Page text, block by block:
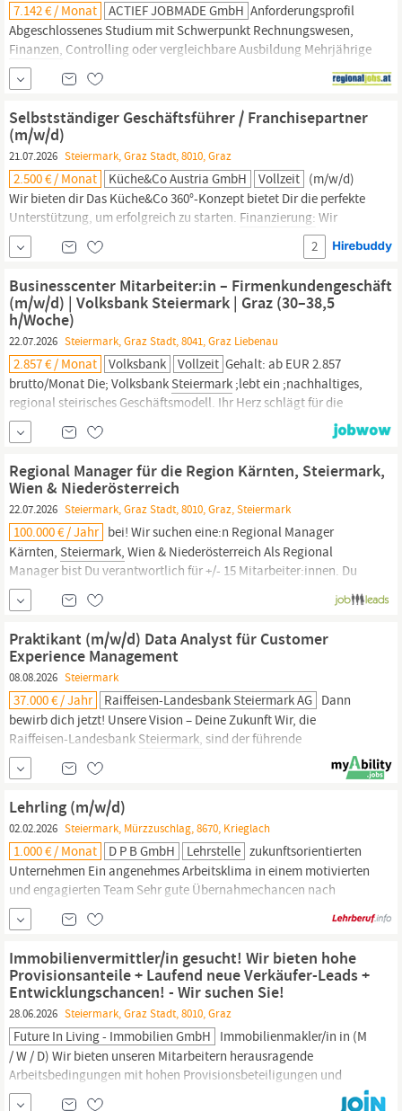
7.142 € / Monat ACTIEF JOBMADE GmbH Anforderungsprofil
Abgeschlossenes Studium mit Schwerpunkt Rechnungswesen,
Finanzen, Controlling oder vergleichbare Ausbildung Mehrjährige
Berufserfahrung im Konzernrechnungswesen, in der
Wirtschaftsprüfung, Steuerberatung oder Bilanzierung Erfahrung
in einer leitenden Funktion von Vorteil Abgelegte
Steuerberaterprüfung ist ein Plus, jedoch keine...
Selbstständiger Geschäftsführer / Franchisepartner
(m/w/d)
21.07.2026 Steiermark, Graz Stadt, 8010, Graz
2.500 € / Monat Küche&Co Austria GmbH Vollzeit (m/w/d)
Wir bieten dir Das Küche&Co 360°-Konzept bietet Dir die perfekte
Unterstützung, um erfolgreich zu starten. Finanzierung: Wir
unterstützen Dich bei der Zusammenstellung der Bankunterlagen
und der Erstellung eines Businessplans, damit Du Deinen
das Bankgespräch...
2
Businesscenter Mitarbeiter:in – Firmenkundengeschäft
(m/w/d) | Volksbank Steiermark | Graz (30–38,5
h/Woche)
22.07.2026 Steiermark, Graz Stadt, 8041, Graz Liebenau
2.857 € / Monat Volksbank Vollzeit Gehalt: ab EUR 2.857
brutto/Monat Die; Volksbank Steiermark ;lebt ein ;nachhaltiges,
regional steirisches Geschäftsmodell. Ihr Herz schlägt für die
Steiermark.
Spareinlagen aus der Region werden in Form von
Wohnbaukrediten und Unternehmensfinanzierungen wieder der
finanzielleKreislaufwirtschaft
Regional Manager für die Region Kärnten, Steiermark,
Wien & Niederösterreich
22.07.2026 Steiermark, Graz Stadt, 8010, Graz, Steiermark
100.000 € / Jahr bei! Wir suchen eine:n Regional Manager
Kärnten, Steiermark, Wien & Niederösterreich Als Regional
Manager bist Du verantwortlich für +/- 15 Mitarbeiter:innen. Du
bist das Bindeglied zwischen der Zentrale in den Niederlanden
und Deiner eigenen Region. Wir wünschen uns viel Eigeninitiative
und proaktives Handeln mit positiven und konstruktiven...
Praktikant (m/w/d) Data Analyst für Customer
Experience Management
08.08.2026 Steiermark
37.000 € / Jahr Raiffeisen-Landesbank Steiermark AG Dann
bewirb dich jetzt! Unsere Vision – Deine Zukunft Wir, die
Raiffeisen-Landesbank Steiermark, sind der führende
Finanzdienstleister
im Süden Österreichs. Doch Bank ist weit
mehr als Zahlen. Wenn du Teil eines lässigen Teams bei einem
zuverlässigen, regional verwurzelten Arbeitgeber werden
möchtest, komm zu uns! Als zertifizierter...
Lehrling (m/w/d)
02.02.2026 Steiermark, Mürzzuschlag, 8670, Krieglach
1.000 € / Monat D P B GmbH Lehrstelle zukunftsorientierten
Unternehmen Ein angenehmes Arbeitsklima in einem motivierten
und engagierten Team Sehr gute Übernahmechancen nach
erfolgreichem Abschluss der Ausbildung Spannende Firmenevents
zur Stärkung des Teamgeists Gemeinsame Ausflüge und
Aktivitäten für Abwechslung im Arbeitsalltag Zuzahlung zum
Führerschein: Wir unterstützen dichfinanziellauf dem Weg zum
Immobilienvermittler/in gesucht! Wir bieten hohe
Provisionsanteile + Laufend neue Verkäufer-Leads +
Entwicklungschancen! - Wir suchen Sie!
28.06.2026 Steiermark, Graz Stadt, 8010, Graz
Future In Living - Immobilien GmbH Immobilienmakler/in in (M
/ W / D) Wir bieten unseren Mitarbeitern herausragende
Arbeitsbedingungen mit hohen Provisionsbeteiligungen und
vielseitigen Entwicklungschancen! Zusätzlich bekommen Sie